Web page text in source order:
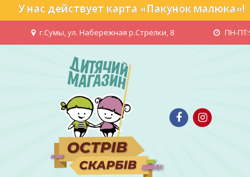
У нас действует карта «Пакунок малюка»!
г.Сумы, ул. Набережная р.Стрелки, 8 ПН-